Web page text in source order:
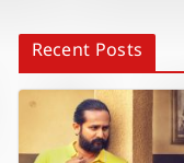
Recent Posts